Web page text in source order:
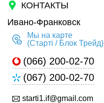
КОНТАКТЫ
Ивано-Франковск
Мы на карте
(Старті / Блок Трейд)
(066) 200-02-70
(067) 200-02-70
starti1.if@gmail.com